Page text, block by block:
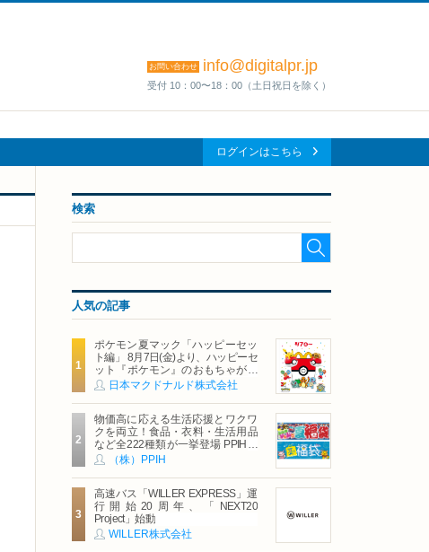
お問い合わせ info@digitalpr.jp
受付 10：00〜18：00（土日祝日を除く）
ログインはこちら
検索
人気の記事
ポケモン夏マック「ハッピーセッ
ト編」 8月7日(金)より、ハッピーセ
ット『ポケモン』のおもちゃが期
間限定登場
日本マクドナルド株式会社
物価高に応える生活応援とワクワ
クを両立！食品・衣料・生活用品
など全222種類が一挙登場 PPIHグ
ループ「夏福袋」＆セール 8月6日
(木)より順次スタート
（株）PPIH
高速バス「WILLER EXPRESS」運
行開始20周年、「NEXT20
Project」始動
WILLER株式会社